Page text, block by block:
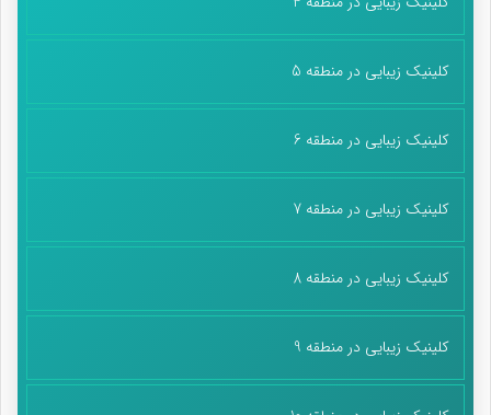
کلینیک زیبایی در منطقه 5
کلینیک زیبایی در منطقه 6
کلینیک زیبایی در منطقه 7
کلینیک زیبایی در منطقه 8
کلینیک زیبایی در منطقه 9